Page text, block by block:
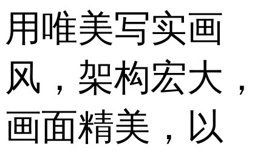
用唯美写实画
风，架构宏大，
画面精美，以